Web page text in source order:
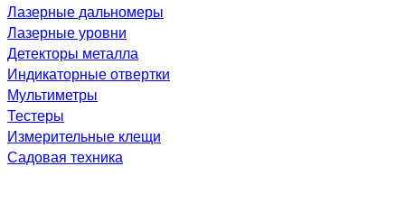
Лазерные дальномеры
Лазерные уровни
Детекторы металла
Индикаторные отвертки
Мультиметры
Тестеры
Измерительные клещи
Садовая техника